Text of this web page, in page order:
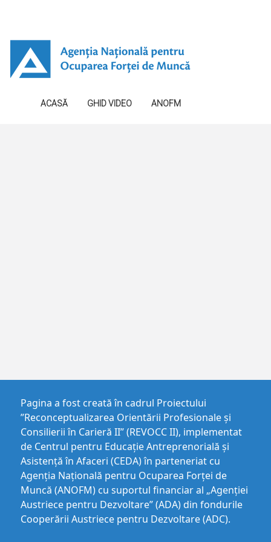
ACASĂ GHID VIDEO ANOFM
Pagina a fost creată în cadrul Proiectului
”Reconceptualizarea Orientării Profesionale și
Consilierii în Carieră II” (REVOCC II), implementat
de Centrul pentru Educaţie Antreprenorială şi
Asistenţă în Afaceri (CEDA) în parteneriat cu
Agenția Națională pentru Ocuparea Forței de
Muncă (ANOFM) cu suportul financiar al „Agenției
Austriece pentru Dezvoltare” (ADA) din fondurile
Cooperării Austriece pentru Dezvoltare (ADC).